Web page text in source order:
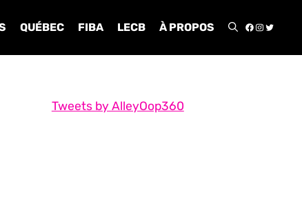
QUÉBEC FIBA LECB À PROPOS
Tweets by AlleyOop360